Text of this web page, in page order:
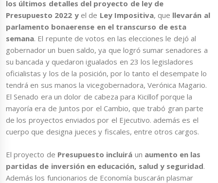
los últimos detalles del proyecto de ley de
Presupuesto 2022 yel de Ley Impositiva, que llevarán al
parlamento bonaerense en el transcurso de esta
semana. El repunte de votos en las elecciones le dejó al
gobernador un buen saldo, ya que logró sumar senadores a
su bancada y quedaron igualados en 23 los legisladores
oficialistas y los de la posición, por lo tanto el desempate lo
tendrá en sus manos la vicegobernadora, Verónica Magario.
El Senado era un dolor de cabeza para Kicillof porque la
mayoría era de Juntos por el Cambio, que trabó gran parte
de los proyectos enviados por el Ejecutivo. además es el
cuerpo que designa jueces y fiscales, entre otros cargos.
El proyecto de Presupuesto incluirá un aumento en las
partidas de inversión en educación, salud y seguridad.
Además los funcionarios de Economía buscarán plasmar